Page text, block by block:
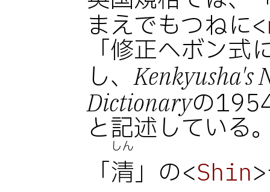
まえでもつねに<
「修正ヘボン
し、Kenkyusha's
Dictionaryの
と記述している
「清
しん
」の<Shin